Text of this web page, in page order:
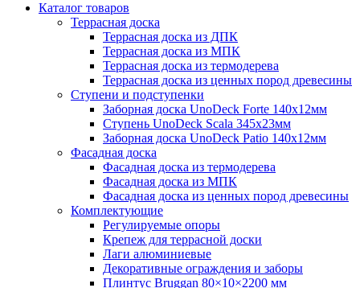
Каталог товаров
Террасная доска
Террасная доска из ДПК
Террасная доска из МПК
Террасная доска из термодерева
Террасная доска из ценных пород древесины
Ступени и подступенки
Заборная доска UnoDeck Forte 140х12мм
Ступень UnoDeck Scala 345х23мм
Заборная доска UnoDeck Patio 140х12мм
Фасадная доска
Фасадная доска из термодерева
Фасадная доска из МПК
Фасадная доска из ценных пород древесины
Комплектующие
Регулируемые опоры
Крепеж для террасной доски
Лаги алюминиевые
Декоративные ограждения и заборы
Плинтус Bruggan 80×10×2200 мм